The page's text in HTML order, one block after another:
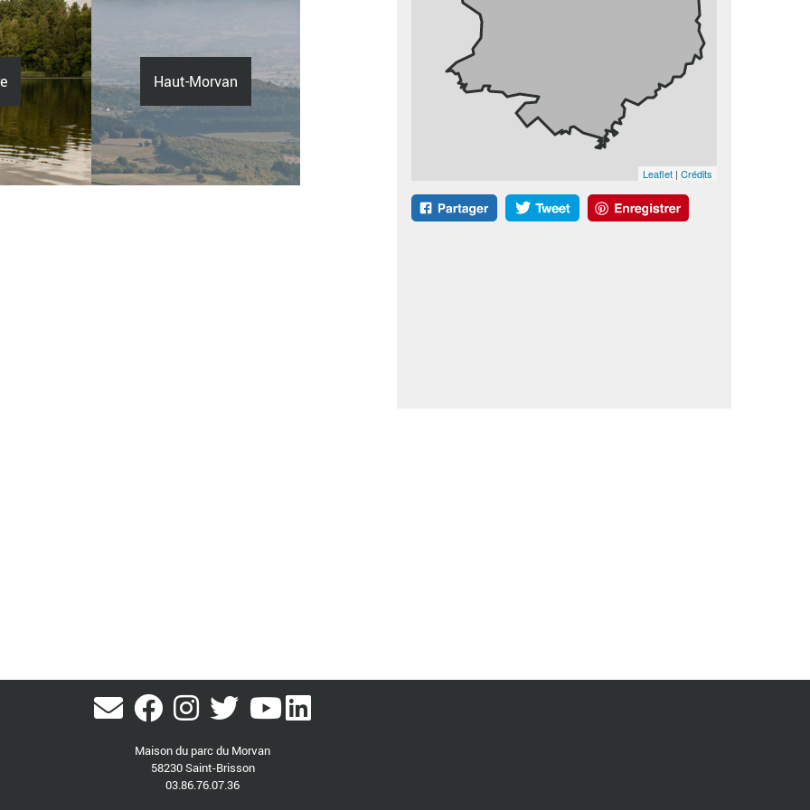
Haut-Morvan
Leaflet | Crédits
Maison du parc du Morvan
58230 Saint-Brisson
03.86.76.07.36